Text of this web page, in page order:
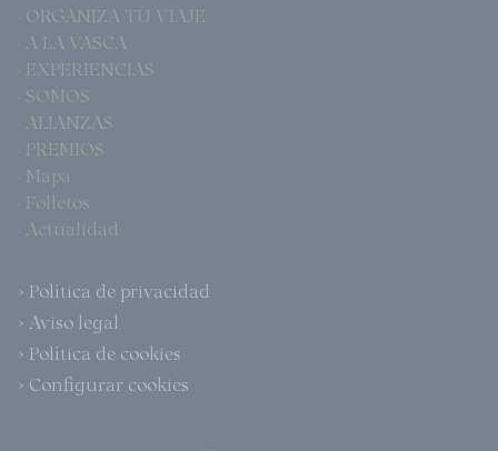
· ORGANIZA TU VIAJE
· A LA VASCA
· EXPERIENCIAS
· SOMOS
· ALIANZAS
· PREMIOS
· Mapa
· Folletos
· Actualidad
> Política de privacidad
> Aviso legal
> Política de cookies
> Configurar cookies